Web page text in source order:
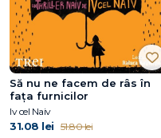
Să nu ne facem de râs în
fața furnicilor
Iv cel Naiv
31.08 lei 51.80 lei